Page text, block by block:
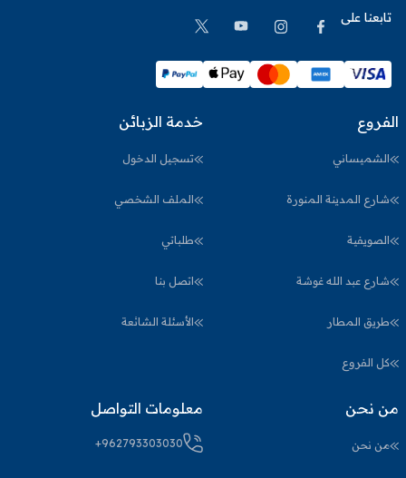
تابعنا على
الفروع
الشميساني
شارع المدينة المنورة
الصويفية
شارع عبد الله غوشة
طريق المطار
كل الفروع
خدمة الزبائن
تسجيل الدخول
الملف الشخصي
طلباتي
اتصل بنا
الأسئلة الشائعة
من نحن
من نحن
معلومات التواصل
+962793303030